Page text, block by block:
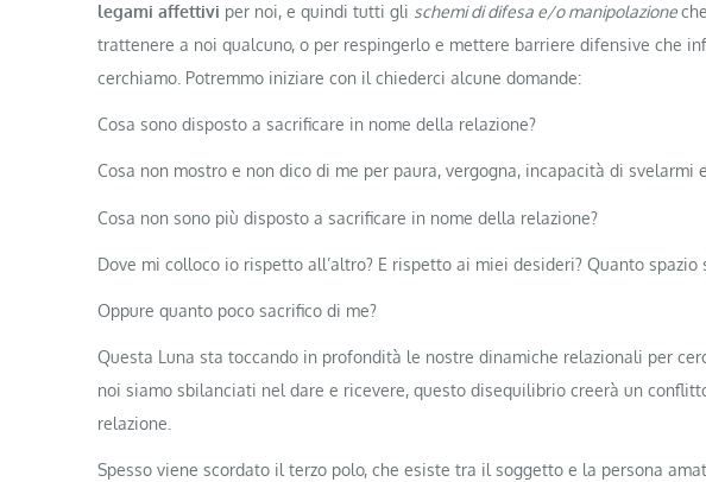
legami affettivi per noi, e quindi tutti gli schemi di difesa e/o manipolazione
trattenere a noi qualcuno, o per respingerlo e mettere barriere difensive che
cerchiamo. Potremmo iniziare con il chiederci alcune domande:
Cosa sono disposto a sacrificare in nome della relazione?
Cosa non mostro e non dico di me per paura, vergogna, incapacità di
Cosa non sono più disposto a sacrificare in nome della relazione?
Dove mi colloco io rispetto all’altro? E rispetto ai miei desideri? Quanto spazio
Oppure quanto poco sacrifico di me?
Questa Luna sta toccando in profondità le nostre dinamiche relazionali per
noi siamo sbilanciati nel dare e ricevere, questo disequilibrio creerà un
relazione.
Spesso viene scordato il terzo polo, che esiste tra il soggetto e la persona